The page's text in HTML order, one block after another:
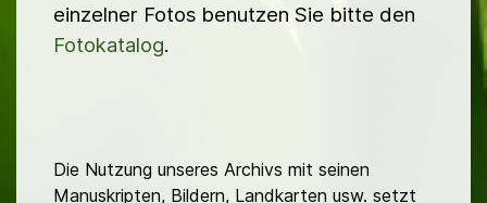
einzelner Fotos benutzen Sie bitte den
Fotokatalog.
Die Nutzung unseres Archivs mit seinen
Manuskripten, Bildern, Landkarten usw. setzt